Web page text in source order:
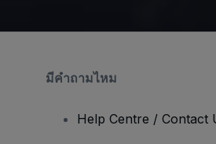
มีคําถามไหม
Help Centre / Contact